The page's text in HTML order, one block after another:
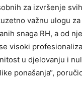
za izvršenje
važnu ulogu
snaga RH, a od
visoki
u djelovanju i
ponašanja“,